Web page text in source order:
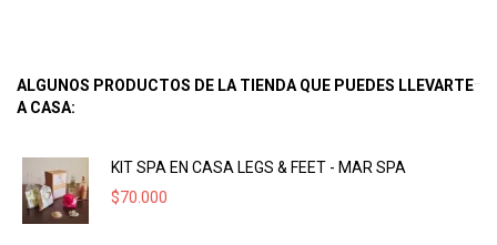
ALGUNOS PRODUCTOS DE LA TIENDA QUE PUEDES LLEVARTE
A CASA:
KIT SPA EN CASA LEGS & FEET - MAR SPA
$70.000